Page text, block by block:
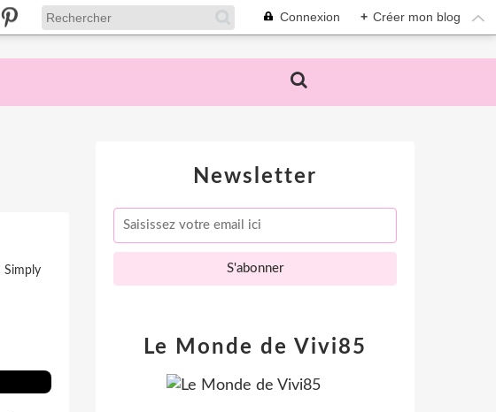
Connexion + Créer mon blog
Simply
Newsletter
Le Monde de Vivi85